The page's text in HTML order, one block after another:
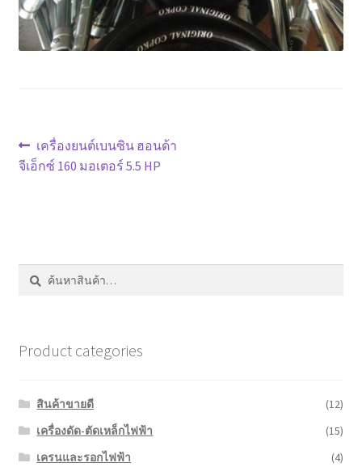
ประวัติบริษัท
หน้าแรก COPKO
แนะแนว
เรื่อง
Previous
post:
เครื่องยนต์เบนซิน ฮอนด้า
จีเอ็กซ์ 160 มอเตอร์ 5.5 HP
ค้นหา:
ค้นหา
Product categories
สินค้าขายดี
(12)
เครื่องดัด-ตัดเหล็กไฟฟ้า
(15)
เครนและรอกไฟฟ้า
(4)